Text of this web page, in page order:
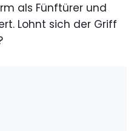
als Fünftürer und
Lohnt sich der Griff